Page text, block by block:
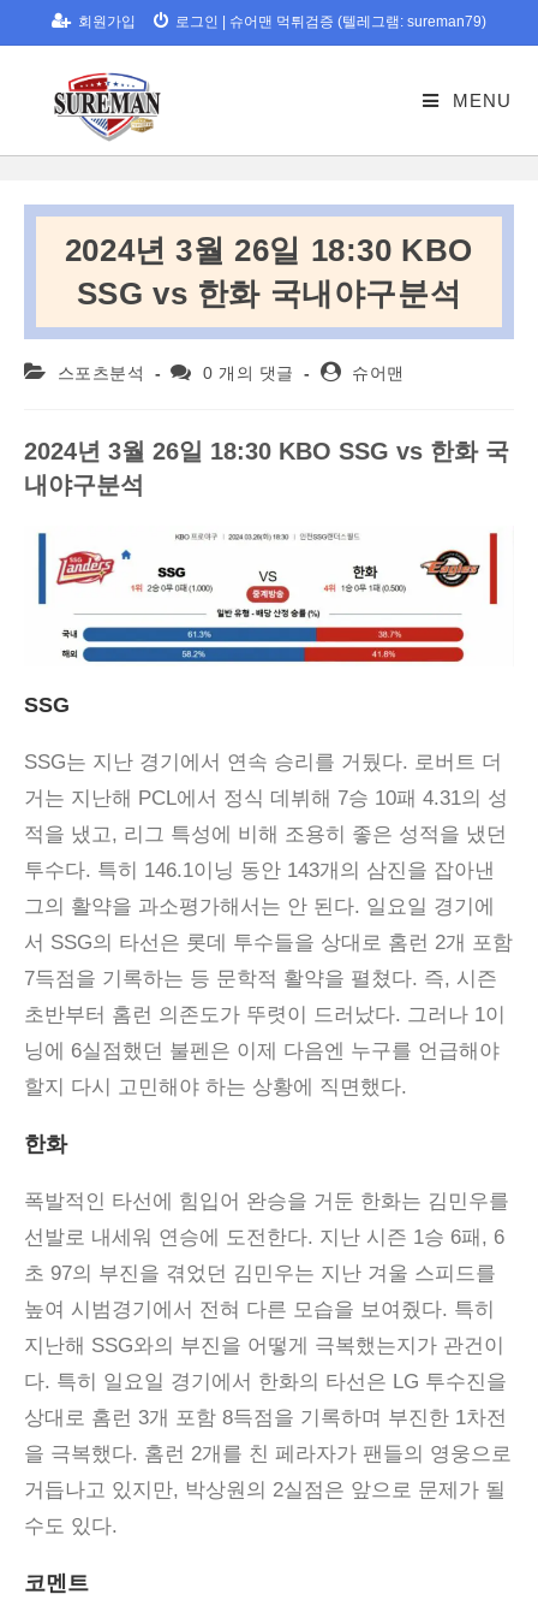
to
회원가입 로그인 슈어맨 먹튀검증 (텔레그램: sureman79)
MENU
2024년 3월 26일 18:30 KBO
SSG vs 한화 국내야구분석
Post 스포츠분석
Post0 개의 댓글
Post슈어맨
2024년 3월 26일 18:30 KBO SSG vs 한화 국
내야구분석
SSG
SSG는 지난 경기에서 연속 승리를 거뒀다. 로버트 더
거는 지난해 PCL에서 정식 데뷔해 7승 10패 4.31의 성
적을 냈고, 리그 특성에 비해 조용히 좋은 성적을 냈던
투수다. 특히 146.1이닝 동안 143개의 삼진을 잡아낸
그의 활약을 과소평가해서는 안 된다. 일요일 경기에
서 SSG의 타선은 롯데 투수들을 상대로 홈런 2개 포함
7득점을 기록하는 등 문학적 활약을 펼쳤다. 즉, 시즌
초반부터 홈런 의존도가 뚜렷이 드러났다. 그러나 1이
닝에 6실점했던 불펜은 이제 다음엔 누구를 언급해야
할지 다시 고민해야 하는 상황에 직면했다.
한화
폭발적인 타선에 힘입어 완승을 거둔 한화는 김민우를
선발로 내세워 연승에 도전한다. 지난 시즌 1승 6패, 6
초 97의 부진을 겪었던 김민우는 지난 겨울 스피드를
높여 시범경기에서 전혀 다른 모습을 보여줬다. 특히
지난해 SSG와의 부진을 어떻게 극복했는지가 관건이
다. 특히 일요일 경기에서 한화의 타선은 LG 투수진을
상대로 홈런 3개 포함 8득점을 기록하며 부진한 1차전
을 극복했다. 홈런 2개를 친 페라자가 팬들의 영웅으로
거듭나고 있지만, 박상원의 2실점은 앞으로 문제가 될
수도 있다.
코멘트